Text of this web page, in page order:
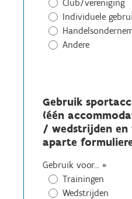
Club/vereniging
Individuele
Andere
Gebruik
(één
/ wedstrijden en
aparte
Gebruik voor... *
Trainingen
Wedstrijden